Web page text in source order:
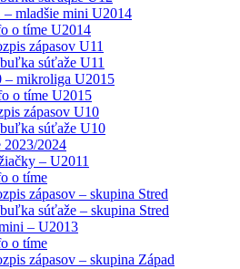
mladšie mini U2014
o tíme U2014
zápasov U11
súťaže U11
– mikroliga U2015
o tíme U2015
zápasov U10
súťaže U10
2023/2024
– U2011
o tíme
zápasov – skupina Stred
súťaže – skupina Stred
– U2013
o tíme
zápasov – skupina Západ